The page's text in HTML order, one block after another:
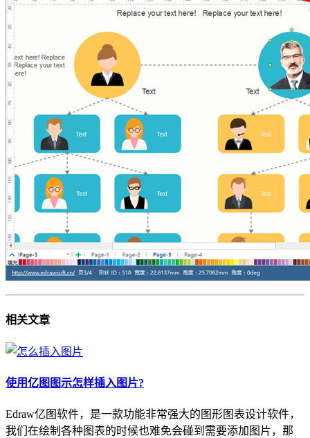
相关文章
使用亿图图示怎样插入图片?
Edraw亿图软件，是一款功能非常强大的图形图表设计软件，
我们在绘制各种图表的时候也难免会碰到需要添加图片，那